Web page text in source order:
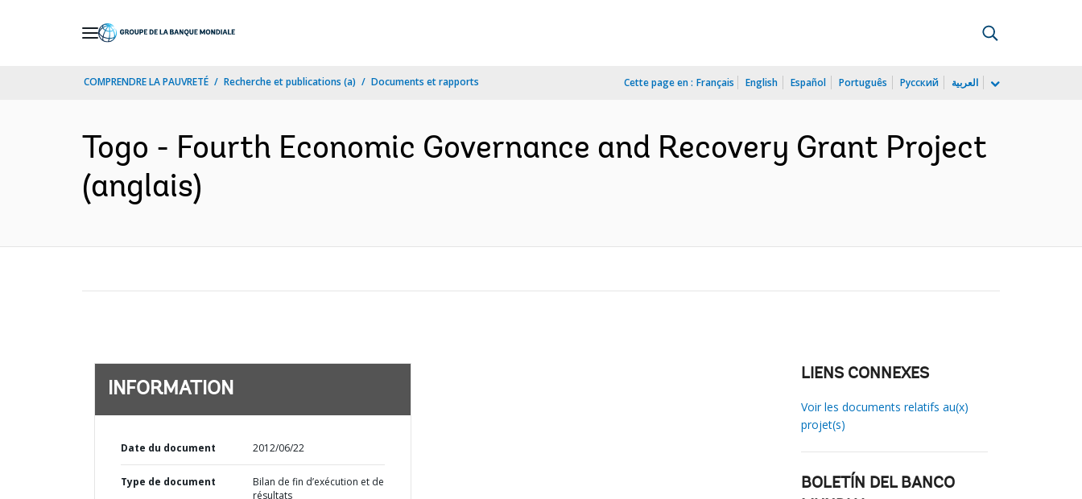
COMPRENDRE LA PAUVRETÉ Recherche et publications (a) Documents et rapports Cette page en : Français English Español Português Русский العربية
Togo - Fourth Economic Governance and Recovery Grant Project
(anglais)
INFORMATION
Date du document 2012/06/22
Type de document
Bilan de fin d’exécution et de
résultats
LIENS CONNEXES
Voir les documents relatifs au(x)
projet(s)
BOLETÍN DEL BANCO